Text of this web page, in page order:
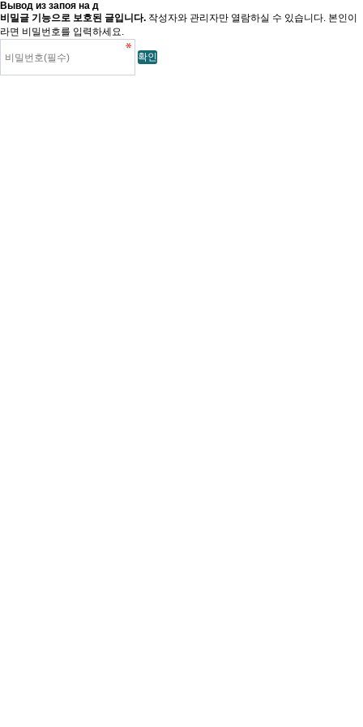
Вывод из запоя на д
비밀글 기능으로 보호된 글입니다. 작성자와 관리자만 열람하실 수 있습니다. 본인이
라면 비밀번호를 입력하세요.